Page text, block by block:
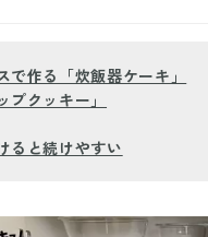
作る「炊飯器ケーキ」
クッキー」
ると続けやすい